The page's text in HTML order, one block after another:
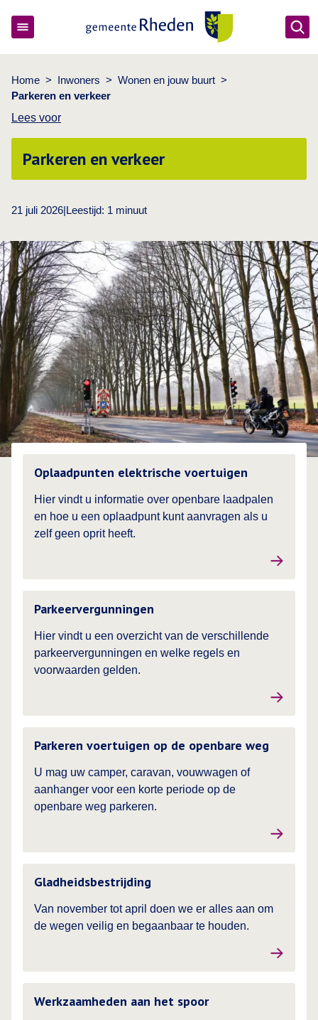
Home > Inwoners > Wonen en jouw buurt >
Parkeren en verkeer
Lees voor
Parkeren en verkeer
21 juli 2026|Leestijd: 1 minuut
Oplaadpunten elektrische voertuigen
Hier vindt u informatie over openbare laadpalen
en hoe u een oplaadpunt kunt aanvragen als u
zelf geen oprit heeft.
Parkeervergunningen
Hier vindt u een overzicht van de verschillende
parkeervergunningen en welke regels en
voorwaarden gelden.
Parkeren voertuigen op de openbare weg
U mag uw camper, caravan, vouwwagen of
aanhanger voor een korte periode op de
openbare weg parkeren.
Gladheidsbestrijding
Van november tot april doen we er alles aan om
de wegen veilig en begaanbaar te houden.
Werkzaamheden aan het spoor